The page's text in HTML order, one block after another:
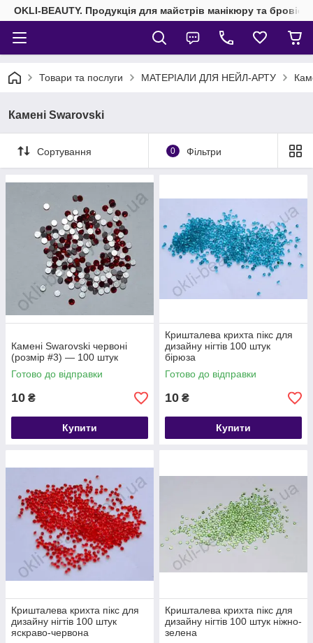
OKLI-BEAUTY. Продукція для майстрів манікюру та
Товари та послуги МАТЕРІАЛИ ДЛЯ НЕЙЛ-АРТУ
Камені Swarovski
Сортування 0 Фільтри
Камені Swarovski червоні
(розмір #3) — 100 штук
Готово до відправки
10 ₴
Купити
Кришталева крихта пікс для
дизайну нігтів 100 штук
бірюза
Готово до відправки
10 ₴
Купити
Кришталева крихта пікс для
дизайну нігтів 100 штук
яскраво-червона
Кришталева крихта пікс для
дизайну нігтів 100 штук ніжно-
зелена